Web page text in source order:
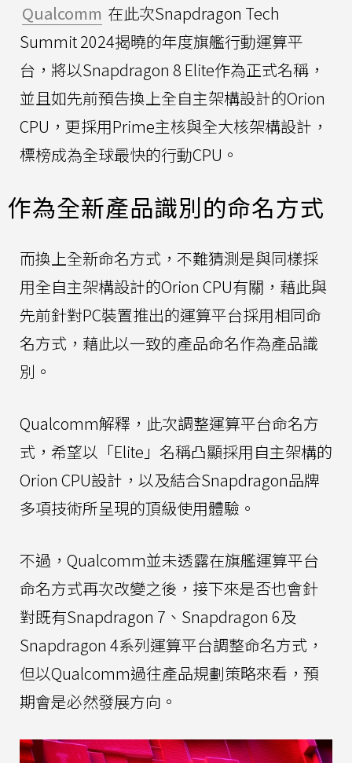
Qualcomm 在此次Snapdragon Tech
Summit 2024揭曉的年度旗艦行動運算平
台，將以Snapdragon 8 Elite作為正式名稱，
並且如先前預告換上全自主架構設計的Orion
CPU，更採用Prime主核與全大核架構設計，
標榜成為全球最快的行動CPU。
作為全新產品識別的命名方式
而換上全新命名方式，不難猜測是與同樣採
用全自主架構設計的Orion CPU有關，藉此與
先前針對PC裝置推出的運算平台採用相同命
名方式，藉此以一致的產品命名作為產品識
別。
Qualcomm解釋，此次調整運算平台命名方
式，希望以「Elite」名稱凸顯採用自主架構的
Orion CPU設計，以及結合Snapdragon品牌
多項技術所呈現的頂級使用體驗。
不過，Qualcomm並未透露在旗艦運算平台
命名方式再次改變之後，接下來是否也會針
對既有Snapdragon 7、Snapdragon 6及
Snapdragon 4系列運算平台調整命名方式，
但以Qualcomm過往產品規劃策略來看，預
期會是必然發展方向。